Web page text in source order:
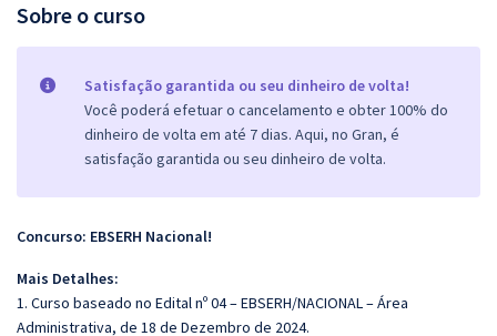
Sobre o curso
Satisfação garantida ou seu dinheiro de volta!
Você poderá efetuar o cancelamento e obter 100% do
dinheiro de volta em até 7 dias. Aqui, no Gran, é
satisfação garantida ou seu dinheiro de volta.
Concurso: EBSERH Nacional!
Mais Detalhes:
1. Curso baseado no Edital nº 04 – EBSERH/NACIONAL – Área
Administrativa, de 18 de Dezembro de 2024.